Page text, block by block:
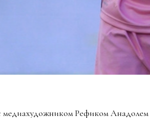
медиахудожником Рефиком Анадолем